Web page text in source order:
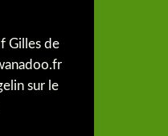
Gilles de
sur le